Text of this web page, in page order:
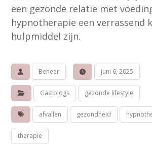
een gezonde relatie met
hypnotherapie een verrassend
hulpmiddel zijn.
Beheer juni 6, 2025
Gastblogs gezonde lifestyle
afvallen gezondheid
therapie